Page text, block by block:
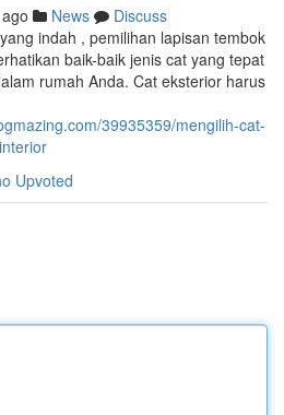
News
Discuss
indah , pemilihan lapisan tembok
baik-baik jenis cat yang tepat
rumah Anda. Cat eksterior harus
39935359/mengilih-cat-
Upvoted